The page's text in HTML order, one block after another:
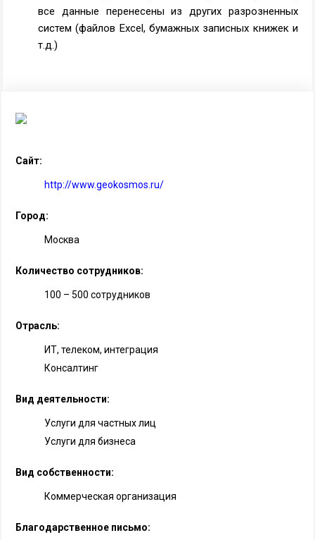
все данные перенесены из других разрозненных
систем (файлов Excel, бумажных записных книжек и
т.д.)
Сайт:
http://www.geokosmos.ru/
Город:
Москва
Количество сотрудников:
100 – 500 сотрудников
Отрасль:
ИТ, телеком, интеграция
Консалтинг
Вид деятельности:
Услуги для частных лиц
Услуги для бизнеса
Вид собственности:
Коммерческая организация
Благодарственное письмо: